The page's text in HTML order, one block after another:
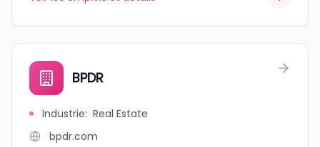
BPDR
Industrie: Real Estate
bpdr.com